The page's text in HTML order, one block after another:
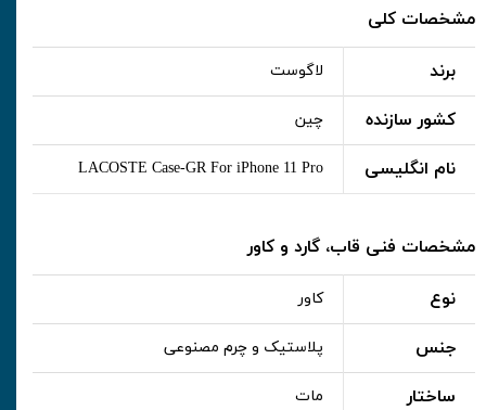
مشخصات کلی
برند لاگوست
کشور سازنده چین
نام انگلیسی LACOSTE Case-GR For iPhone 11 Pro
مشخصات فنی قاب، گارد و کاور
نوع کاور
جنس پلاستیک و چرم مصنوعی
ساختار مات